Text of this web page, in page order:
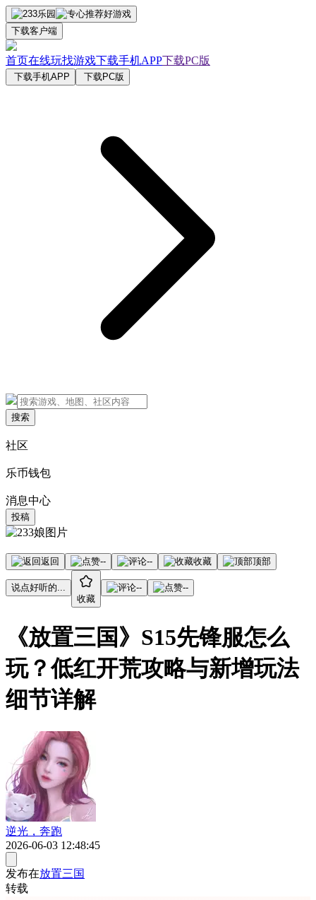
下载客户端
首页在线玩找游戏下载手机APP下载PC版
下载手机APP 下载PC版
搜索
社区
乐币钱包
消息中心
投稿
返回 -- -- 收藏 顶部
说点好听的...
收藏
-- --
《放置三国》S15先锋服怎么
玩？低红开荒攻略与新增玩法
细节详解
逆光，奔跑
2026-06-03 12:48:45
发布在放置三国
转载